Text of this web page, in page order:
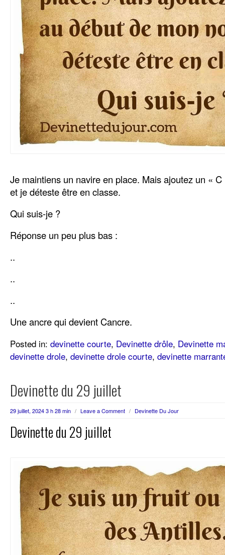
Je maintiens un navire en place. Mais ajoutez un «
et je déteste être en classe.
Qui suis-je ?
Réponse un peu plus bas :
..
..
..
Une ancre qui devient Cancre.
Posted in: devinette courte, Devinette drôle, Devinette
devinette drole, devinette drole courte, devinette
Devinette du 29 juillet
29 juillet, 2024 3 h 28 min / Leave a Comment / Devinette Du Jour
Devinette du 29 juillet